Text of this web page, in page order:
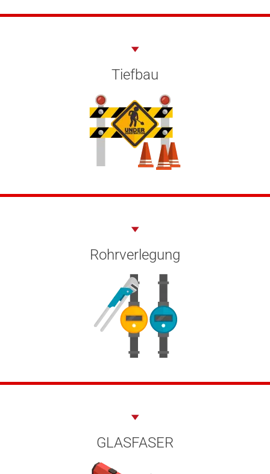
Tiefbau
Rohrverlegung
GLASFASER